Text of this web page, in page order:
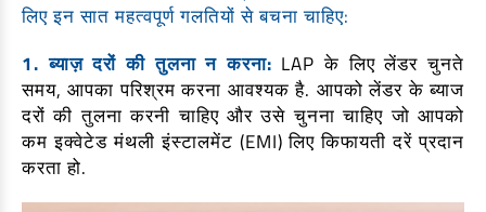
लिए इन सात महत्वपूर्ण गलतियों से बचना चाहिए:
1. ब्याज़ दरों की तुलना न करना: LAP के लिए लेंडर चुनते
समय, आपका परिश्रम करना आवश्यक है. आपको लेंडर के ब्याज
दरों की तुलना करनी चाहिए और उसे चुनना चाहिए जो आपको
कम इक्वेटेड मंथली इंस्टालमेंट (EMI) लिए किफायती दरें प्रदान
करता हो.